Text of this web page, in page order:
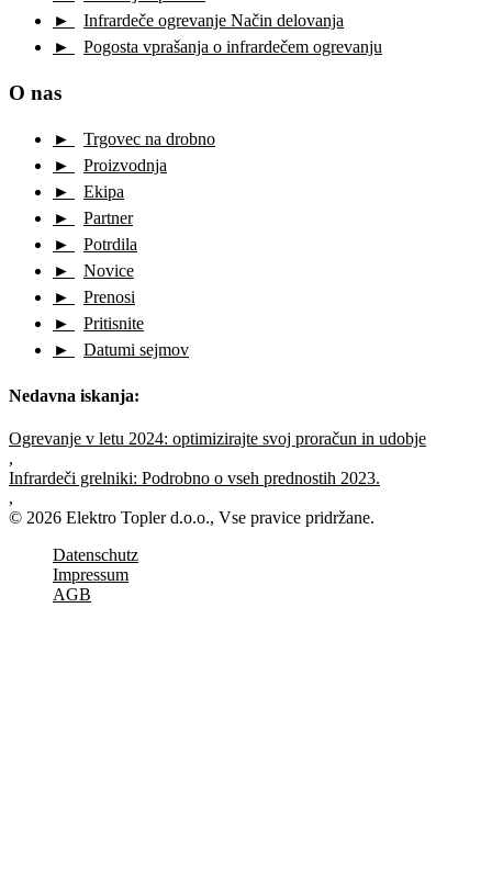
Infrardeče ogrevanje Način delovanja
Pogosta vprašanja o infrardečem ogrevanju
O nas
Trgovec na drobno
Proizvodnja
Ekipa
Partner
Potrdila
Novice
Prenosi
Pritisnite
Datumi sejmov
Nedavna iskanja:
Ogrevanje v letu 2024: optimizirajte svoj proračun in udobje
,
Infrardeči grelniki: Podrobno o vseh prednostih 2023.
,
© 2026 Elektro Topler d.o.o., Vse pravice pridržane.
Datenschutz
Impressum
AGB